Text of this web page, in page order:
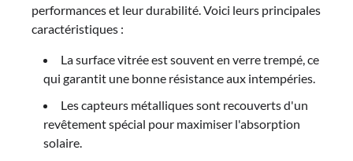
performances et leur durabilité. Voici leurs principales
caractéristiques :
La surface vitrée est souvent en verre trempé, ce
qui garantit une bonne résistance aux intempéries.
Les capteurs métalliques sont recouverts d'un
revêtement spécial pour maximiser l'absorption
solaire.